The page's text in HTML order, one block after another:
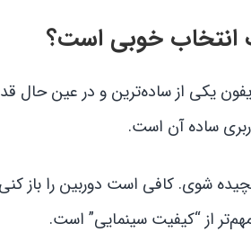
انتخاب خوبی است؟
یکی از ساده‌ترین و در عین حال
ساده آن است.
شوی. کافی است دوربین را
از “کیفیت سینمایی” است.